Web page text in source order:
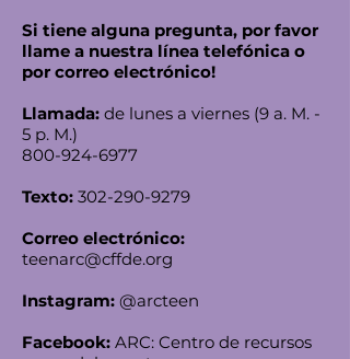
Si tiene alguna pregunta, por favor
llame a nuestra línea telefónica o
por correo electrónico!
Llamada: de lunes a viernes (9 a. M. -
5 p. M.)
800-924-6977
Texto: 302-290-9279
Correo electrónico:
teenarc@cffde.org
Instagram: @arcteen
Facebook: ARC: Centro de recursos